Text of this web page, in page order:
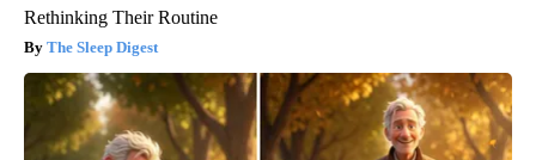
Rethinking Their Routine
The Sleep Digest